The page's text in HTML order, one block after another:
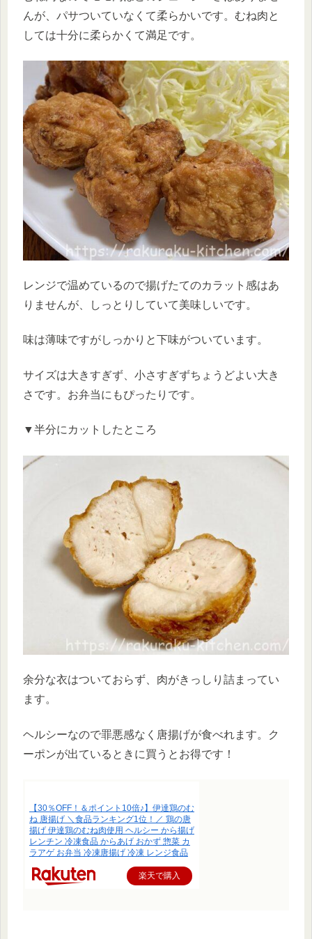
んが、パサついていなくて柔らかいです。むね肉と
しては十分に柔らかくて満足です。
レンジで温めているので揚げたてのカラット感はあ
りませんが、しっとりしていて美味しいです。
味は薄味ですがしっかりと下味がついています。
サイズは大きすぎず、小さすぎずちょうどよい大き
さです。お弁当にもぴったりです。
▼半分にカットしたところ
余分な衣はついておらず、肉がきっしり詰まってい
ます。
ヘルシーなので罪悪感なく唐揚げが食べれます。ク
ーポンが出ているときに買うとお得です！
【30％OFF！＆ポイント10倍♪】伊達鶏のむ
ね 唐揚げ ＼食品ランキング1位！／ 鶏の唐
揚げ 伊達鶏のむね肉使用 ヘルシー から揚げ
レンチン 冷凍食品 からあげ おかず 惣菜 カ
ラアゲ お弁当 冷凍唐揚げ 冷凍 レンジ食品
楽天で購入